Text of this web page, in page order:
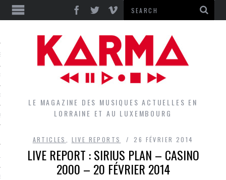
GROUPES DU LOCAL
LE MAGAZINE DES MUSIQUES ACTUELLES EN
LORRAINE ET AU LUXEMBOURG
ARTICLES LIVE REPORTS 26 FÉVRIER 2014
LIVE REPORT : SIRIUS PLAN – CASINO
2000 – 20 FÉVRIER 2014